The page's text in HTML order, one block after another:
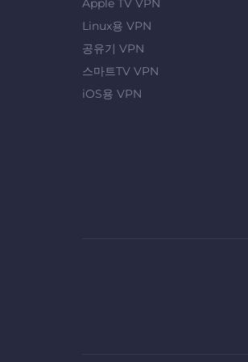
Apple TV VPN
Linux용 VPN
공유기 VPN
스마트TV VPN
iOS용 VPN